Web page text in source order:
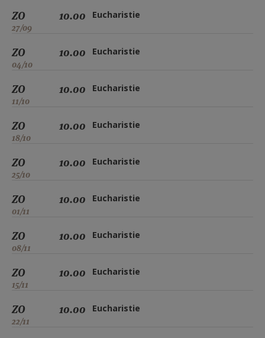
ZO
27/09
10.00 Eucharistie
ZO
04/10
10.00 Eucharistie
ZO
11/10
10.00 Eucharistie
ZO
18/10
10.00 Eucharistie
ZO
25/10
10.00 Eucharistie
ZO
01/11
10.00 Eucharistie
ZO
08/11
10.00 Eucharistie
ZO
15/11
10.00 Eucharistie
ZO
22/11
10.00 Eucharistie